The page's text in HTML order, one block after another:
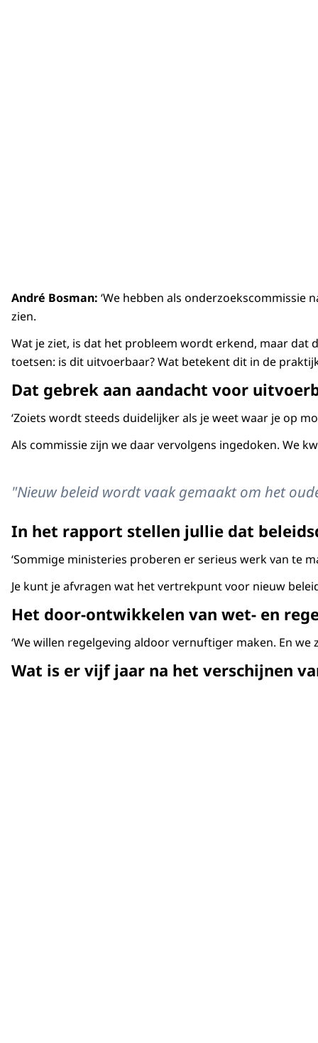
André Bosman: ‘We hebben als
zien.
Wat je ziet, is dat het probleem wordt erkend, maar dat
toetsen: is dit uitvoerbaar? Wat betekent dit in de
Dat gebrek aan aandacht voor
‘Zoiets wordt steeds duidelijker als je weet waar je op
Als commissie zijn we daar vervolgens ingedoken. We
"Nieuw beleid wordt vaak gemaakt om het
In het rapport stellen jullie dat
‘Sommige ministeries proberen er serieus werk van te
Je kunt je afvragen wat het vertrekpunt voor nieuw
Het door-ontwikkelen van wet- en
‘We willen regelgeving aldoor vernuftiger maken. En
Wat is er vijf jaar na het verschijnen